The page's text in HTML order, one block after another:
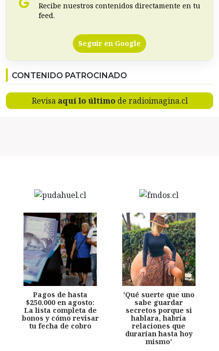
Recibe nuestros contenidos directamente en tu
feed.
Seguir en Google
CONTENIDO PATROCINADO
Revisa aquí lo últimode radioimagina.cl
Pagos de hasta
$250.000 en agosto:
La lista completa de
bonos y cómo revisar
tu fecha de cobro
'Qué suerte que uno
sabe guardar
secretos porque si
hablara, habría
relaciones que
durarían hasta hoy
mismo'